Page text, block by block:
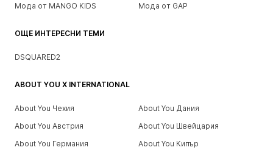
Мода от MANGO KIDS
Мода от GAP
ОЩЕ ИНТЕРЕСНИ ТЕМИ
DSQUARED2
ABOUT YOU X INTERNATIONAL
About You Чехия
About You Дания
About You Австрия
About You Швейцария
About You Германия
About You Кипър